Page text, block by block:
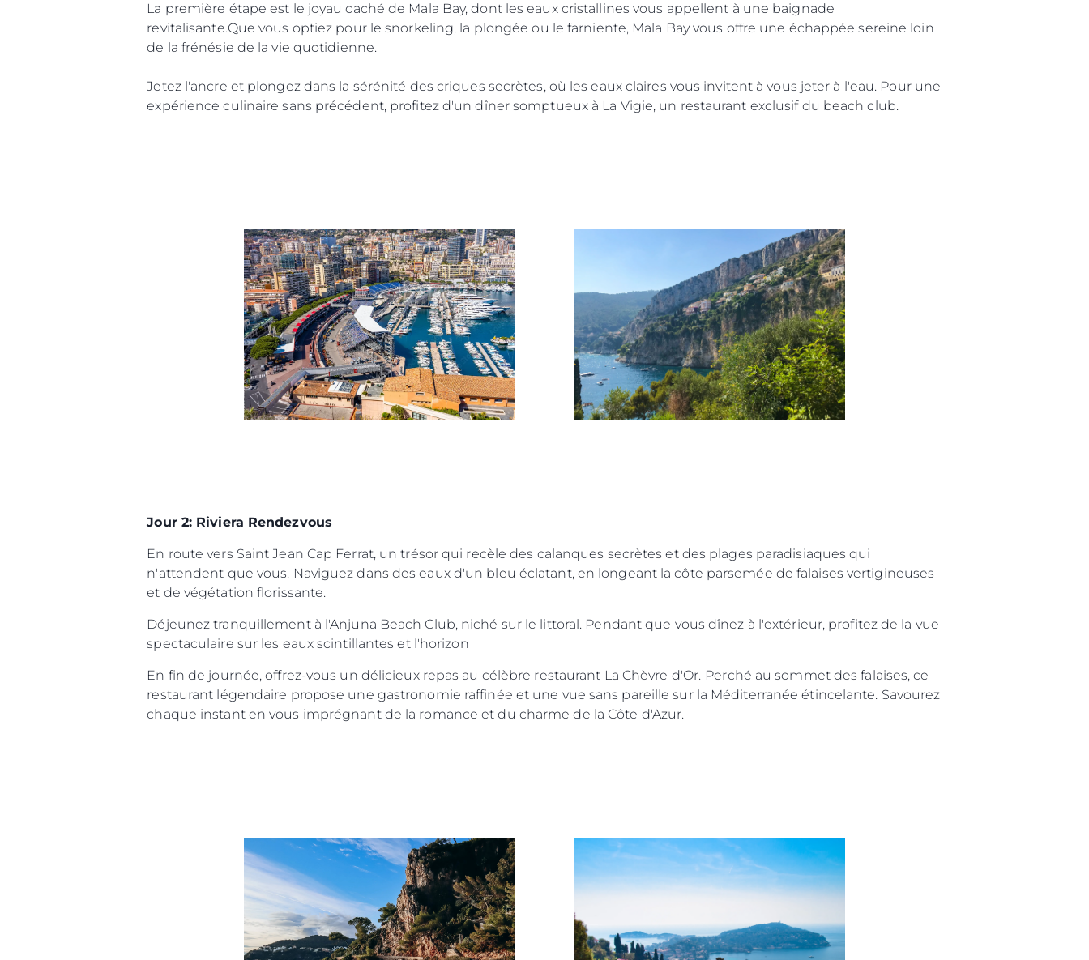
La première étape est le joyau caché de Mala Bay, dont les eaux cristallines vous appellent à une baignade
revitalisante.Que vous optiez pour le snorkeling, la plongée ou le farniente, Mala Bay vous offre une échappée sereine loin
de la frénésie de la vie quotidienne.
Jetez l'ancre et plongez dans la sérénité des criques secrètes, où les eaux claires vous invitent à vous jeter à l'eau. Pour une
expérience culinaire sans précédent, profitez d'un dîner somptueux à La Vigie, un restaurant exclusif du beach club.
Jour 2: Riviera Rendezvous
En route vers Saint Jean Cap Ferrat, un trésor qui recèle des calanques secrètes et des plages paradisiaques qui
n'attendent que vous. Naviguez dans des eaux d'un bleu éclatant, en longeant la côte parsemée de falaises vertigineuses
et de végétation florissante.
Déjeunez tranquillement à l'Anjuna Beach Club, niché sur le littoral. Pendant que vous dînez à l'extérieur, profitez de la vue
spectaculaire sur les eaux scintillantes et l'horizon
En fin de journée, offrez-vous un délicieux repas au célèbre restaurant La Chèvre d'Or. Perché au sommet des falaises, ce
restaurant légendaire propose une gastronomie raffinée et une vue sans pareille sur la Méditerranée étincelante. Savourez
chaque instant en vous imprégnant de la romance et du charme de la Côte d'Azur.
Préférences De Cookies
L'ESCLAVAGE MODERNE
TERMES ET CONDITIONS
POLITIQUE DE COOKIES
RECRUTEMENT
Événements
L'innovation
La Société
Notre Équipe
Style De Vie
Notre Héritage
Estimez Votre Bateau